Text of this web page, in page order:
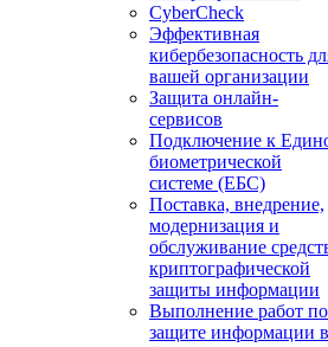
CyberCheck
Эффективная
кибербезопасность
вашей организации
Защита онлайн-
сервисов
Подключение к
биометрической
системе (ЕБС)
Поставка, внедрение,
модернизация и
обслуживание
криптографической
защиты информации
Выполнение работ по
защите информации в